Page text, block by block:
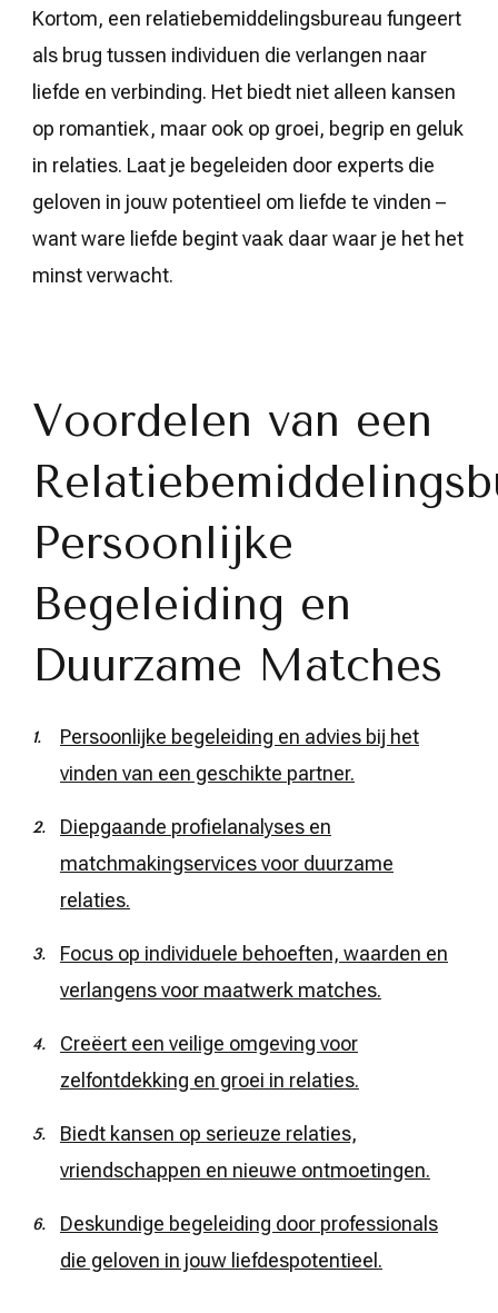
Kortom, een relatiebemiddelingsbureau fungeert
als brug tussen individuen die verlangen naar
liefde en verbinding. Het biedt niet alleen kansen
op romantiek, maar ook op groei, begrip en geluk
in relaties. Laat je begeleiden door experts die
geloven in jouw potentieel om liefde te vinden –
want ware liefde begint vaak daar waar je het het
minst verwacht.
Voordelen van een
Persoonlijke
Begeleiding en
Duurzame Matches
Persoonlijke begeleiding en advies bij het
vinden van een geschikte partner.
Diepgaande profielanalyses en
matchmakingservices voor duurzame
relaties.
Focus op individuele behoeften, waarden en
verlangens voor maatwerk matches.
Creëert een veilige omgeving voor
zelfontdekking en groei in relaties.
Biedt kansen op serieuze relaties,
vriendschappen en nieuwe ontmoetingen.
Deskundige begeleiding door professionals
die geloven in jouw liefdespotentieel.